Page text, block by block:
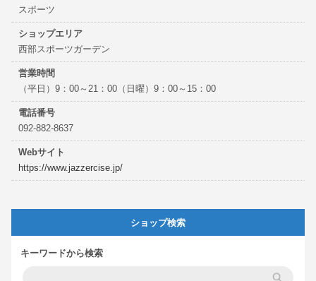
スポーツ
ショップエリア
西部スポーツガーデン
営業時間
（平日）9：00～21：00（日曜）9：00～15：00
電話番号
092-882-8637
Webサイト
https://www.jazzercise.jp/
ショップ検索
キーワードから検索